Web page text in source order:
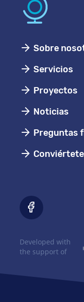
Sobre
Servicios
Proyectos
Noticias
Preguntas
Developed with
the support of